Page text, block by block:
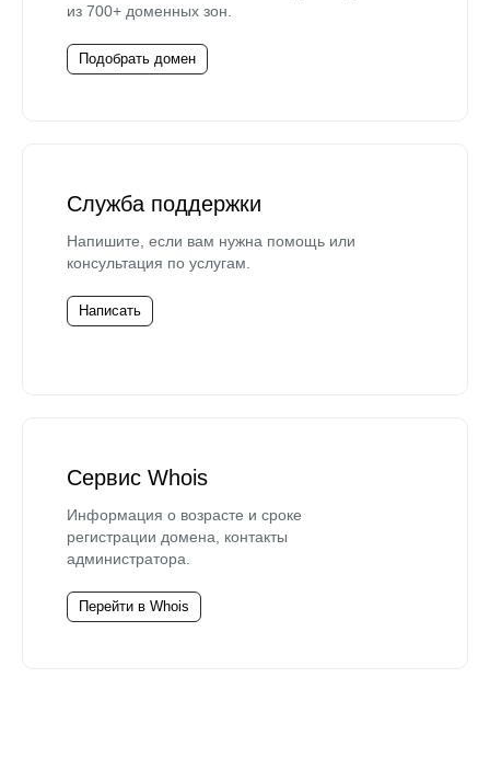
из 700+ доменных зон.
Подобрать домен
Служба поддержки
Напишите, если вам нужна помощь или
консультация по услугам.
Написать
Сервис Whois
Информация о возрасте и сроке
регистрации домена, контакты
администратора.
Перейти в Whois